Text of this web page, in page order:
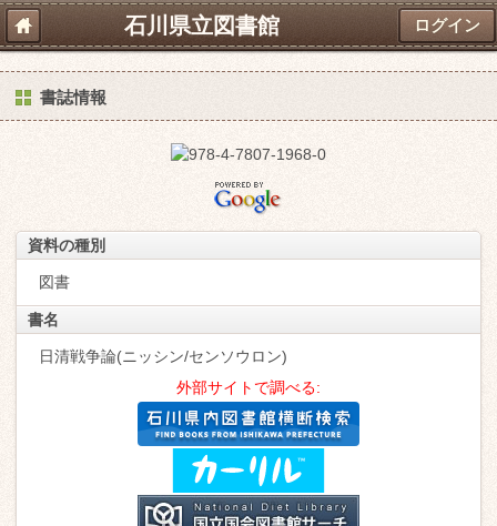
石川県立図書館 ログイン
書誌情報
資料の種別
図書
書名
日清戦争論(ニッシン/センソウロン)
外部サイトで調べる: